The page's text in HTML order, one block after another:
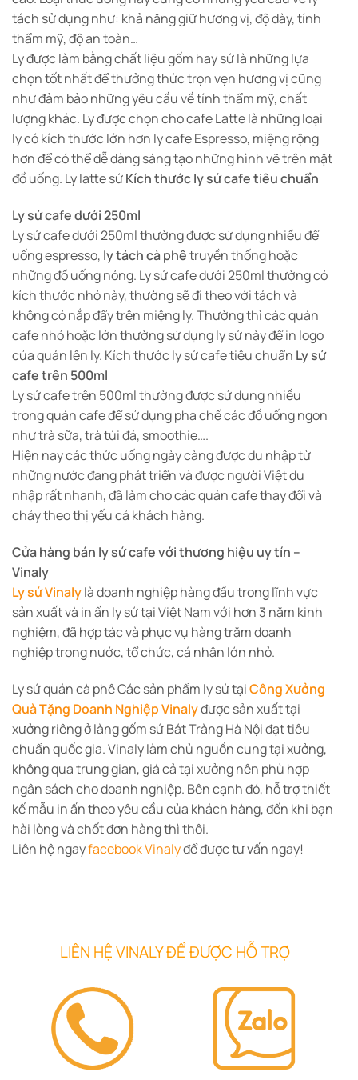
tách sử dụng như: khả năng giữ hương vị, độ dày, tính
thẩm mỹ, độ an toàn…
Ly được làm bằng chất liệu gốm hay sứ là những lựa
chọn tốt nhất để thưởng thức trọn vẹn hương vị cũng
như đảm bảo những yêu cầu về tính thẩm mỹ, chất
lượng khác. Ly được chọn cho cafe Latte là những loại
ly có kích thước lớn hơn ly cafe Espresso, miệng rộng
hơn để có thể dễ dàng sáng tạo những hình vẽ trên mặt
đồ uống. Ly latte sứKích thước ly sứ cafe tiêu chuẩn
Ly sứ cafe dưới 250ml
Ly sứ cafe dưới 250ml thường được sử dụng nhiều để
uống espresso, ly tách cà phêtruyền thống hoặc
những đồ uống nóng. Ly sứ cafe dưới 250ml thường có
kích thước nhỏ này, thường sẽ đi theo với tách và
không có nắp đẩy trên miệng ly. Thường thì các quán
cafe nhỏ hoặc lớn thường sử dụng ly sứ này để in logo
của quán lên ly. Kích thước ly sứ cafe tiêu chuẩn Ly sứ
cafe trên 500ml
Ly sứ cafe trên 500ml thường được sử dụng nhiều
trong quán cafe để sử dụng pha chế các đồ uống ngon
như trà sữa, trà túi đá, smoothie….
Hiện nay các thức uống ngày càng được du nhập từ
những nước đang phát triển và được người Việt du
nhập rất nhanh, đã làm cho các quán cafe thay đổi và
chảy theo thị yếu cả khách hàng.
Cửa hàng bán ly sứ cafe với thương hiệu uy tín –
Vinaly
Ly sứ Vinalylà doanh nghiệp hàng đầu trong lĩnh vực
sản xuất và in ấn ly sứ tại Việt Nam với hơn 3 năm kinh
nghiệm, đã hợp tác và phục vụ hàng trăm doanh
nghiệp trong nước, tổ chức, cá nhân lớn nhỏ.
Ly sứ quán cà phê Các sản phẩm ly sứ tạiCông Xưởng
Quà Tặng Doanh Nghiệp Vinalyđược sản xuất tại
xưởng riêng ở làng gốm sứ Bát Tràng Hà Nội đạt tiêu
chuẩn quốc gia. Vinaly làm chủ nguồn cung tại xưởng,
không qua trung gian, giá cả tại xưởng nên phù hợp
ngân sách cho doanh nghiệp. Bên cạnh đó, hỗ trợ thiết
kế mẫu in ấn theo yêu cầu của khách hàng, đến khi bạn
hài lòng và chốt đơn hàng thì thôi.
Liên hệ ngayfacebook Vinalyđể được tư vấn ngay!
LIÊN HỆ VINALY ĐỂ ĐƯỢC HỖ TRỢ